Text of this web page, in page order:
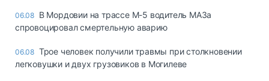
06.08 В Мордовии на трассе М-5 водитель МАЗа
спровоцировал смертельную аварию
06.08 Трое человек получили травмы при столкновении
легковушки и двух грузовиков в Могилеве